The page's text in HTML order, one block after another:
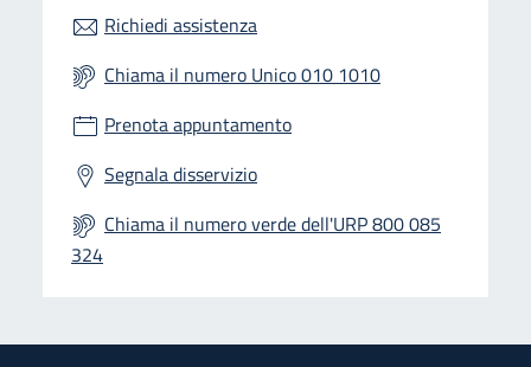
Richiedi assistenza
Chiama il numero Unico 010 1010
Prenota appuntamento
Segnala disservizio
Chiama il numero verde dell'URP 800 085
324